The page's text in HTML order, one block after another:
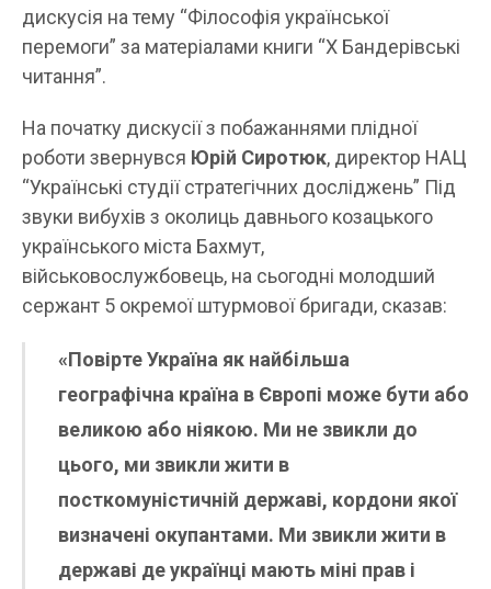
дискусія на тему “Філософія української
перемоги” за матеріалами книги “Х Бандерівські
читання”.
На початку дискусії з побажаннями плідної
роботи звернувся Юрій Сиротюк, директор НАЦ
“Українські студії стратегічних досліджень” Під
звуки вибухів з околиць давнього козацького
українського міста Бахмут,
військовослужбовець, на сьогодні молодший
сержант 5 окремої штурмової бригади, сказав:
«Повірте Україна як найбільша
географічна країна в Європі може бути або
великою або ніякою. Ми не звикли до
цього, ми звикли жити в
посткомуністичній державі, кордони якої
визначені окупантами. Ми звикли жити в
державі де українці мають міні прав і